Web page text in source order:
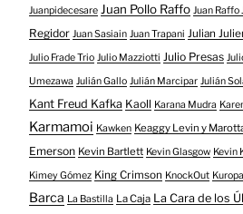
Juanpidecesare Juan Pollo Raffo Juan Raffo
Regidor Juan Sasiain Juan Trapani Julian
Julio Frade Trio Julio Mazziotti Julio Presas
Umezawa Julián Gallo Julián Marcipar Julián
Kant Freud Kafka Kaoll Karana Mudra
Karmamoi Kawken Keaggy Levin y
Emerson Kevin Bartlett Kevin Glasgow Kevin
Kimey Gómez King Crimson KnockOut Kuropa
Barca La Bastilla La Caja La Cara de los